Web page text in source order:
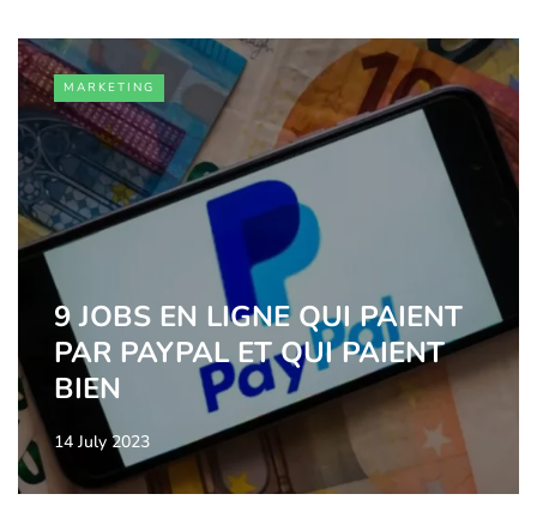
MARKETING
9 JOBS EN LIGNE QUI PAIENT
PAR PAYPAL ET QUI PAIENT
BIEN
14 July 2023